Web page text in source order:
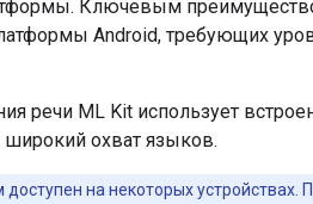
Ключевым
Android, требующих
речи ML Kit использует
охват языков.
на некоторых